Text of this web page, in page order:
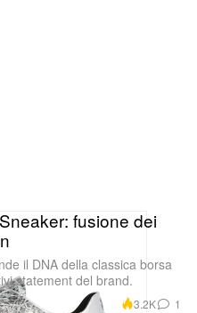
fusione dei
il DNA della classica borsa
statement del brand.
3.2K 1